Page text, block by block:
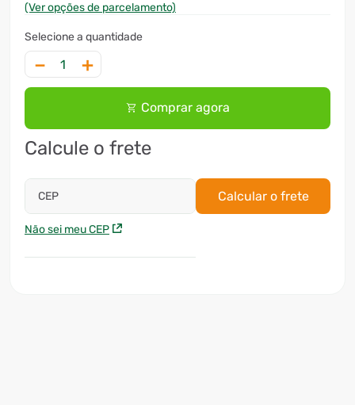
(Ver opções de parcelamento)
＋
－
Comprar agora
Calcule o frete
CEP
Não sei meu CEP
Calcular o frete